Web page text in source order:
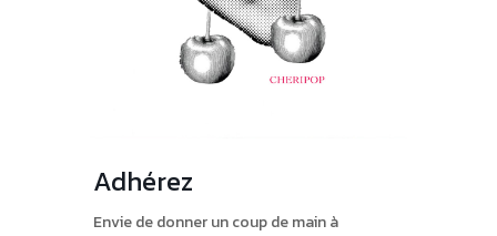
Adhérez
Envie de donner un coup de main à